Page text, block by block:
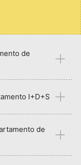
de
I+D+S
de